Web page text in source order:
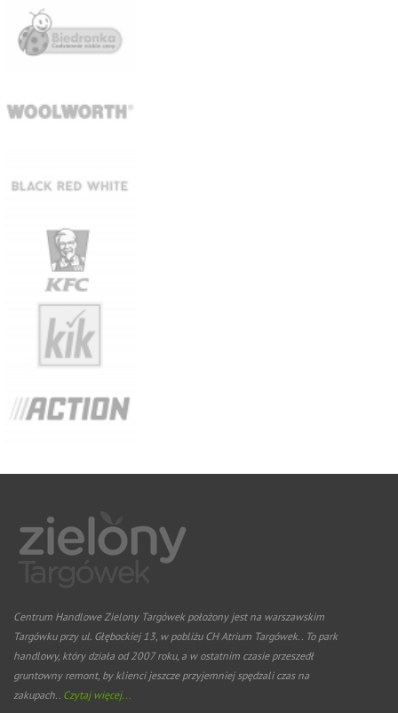
Centrum Handlowe Zielony Targówek położony jest na warszawskim
Targówku przy ul. Głębockiej 13, w pobliżu CH Atrium Targówek.. To park
handlowy, który działa od 2007 roku, a w ostatnim czasie przeszedł
gruntowny remont, by klienci jeszcze przyjemniej spędzali czas na
zakupach.. Czytaj więcej...